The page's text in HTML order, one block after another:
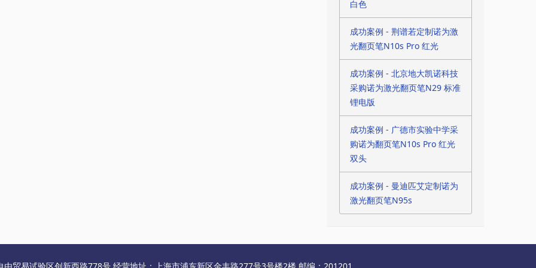
白色
成功案例 - 荆谱若定制诺为激
光翻页笔N10s Pro 红光
成功案例 - 北京地大凯诺科技
采购诺为激光翻页笔N29 标准
锂电版
成功案例 - 广德市实验中学采
购诺为翻页笔N10s Pro 红光
双头
成功案例 - 曼迪匹艾定制诺为
激光翻页笔N95s